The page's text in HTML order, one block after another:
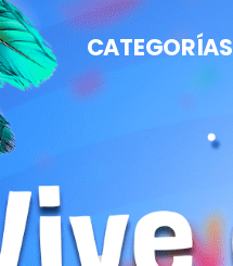
CATEGORÍAS